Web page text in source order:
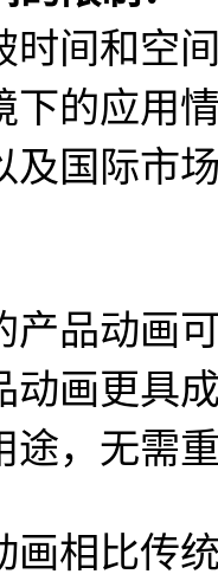
时间和空
下的应用
及国际市
产品动画
动画更具
途，无需
画相比传